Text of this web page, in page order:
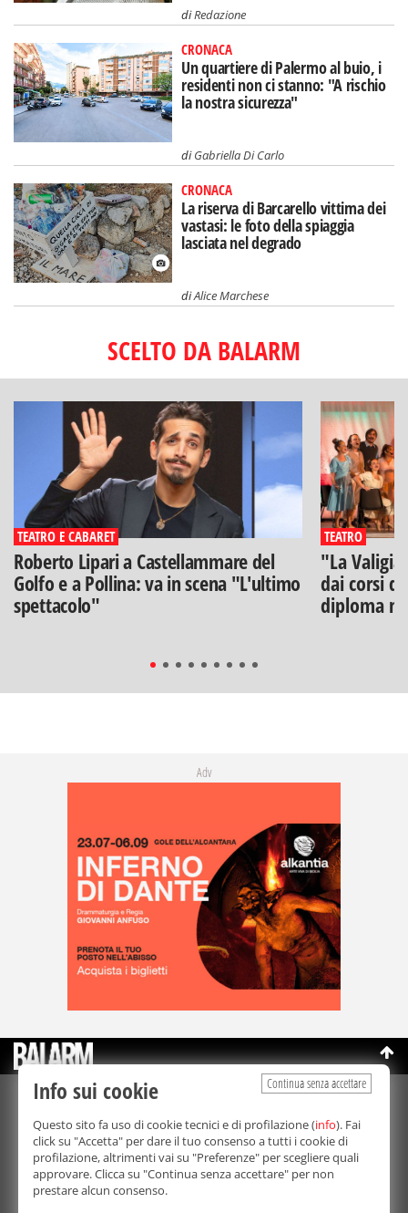
diRedazione
CRONACA
Un quartiere di Palermo al buio, i
residenti non ci stanno: "A rischio
la nostra sicurezza"
diGabriella Di Carlo
CRONACA
La riserva di Barcarello vittima dei
vastasi: le foto della spiaggia
lasciata nel degrado
diAlice Marchese
SCELTO DA BALARM
TEATRO E CABARET
Roberto Lipari a Castellammare del
Golfo e a Pollina: va in scena "L'ultimo
spettacolo"
TEATRO
"La
dai corsi
diploma
Adv
©Copyright 2003-2026
Bmedia Srl- P.IVA 07064240828
La riproduzione totale o parziale di tutti i contenuti, in qualunque
forma, su qualsiasi supporto è proibita.
Balarm.it è una testata giornalistica registrata. Autorizzazione del
Tribunale di Palermo n° 32 del 21/10/2003
Direttore responsabile:
Continua senza accettare
Info sui cookie
Questo sito fa uso di cookie tecnici e di profilazione (info). Fai
click su "Accetta" per dare il tuo consenso a tutti i cookie di
profilazione, altrimenti vai su "Preferenze" per scegliere quali
approvare. Clicca su "Continua senza accettare" per non
prestare alcun consenso.